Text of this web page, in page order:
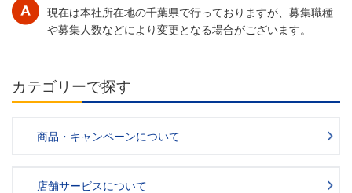
現在は本社所在地の千葉県で行っておりますが、募集職種
や募集人数などにより変更となる場合がございます。
カテゴリーで探す
商品・キャンペーンについて
店舗サービスについて